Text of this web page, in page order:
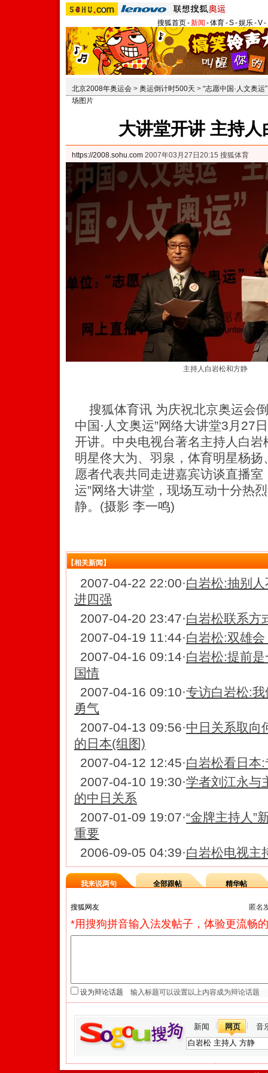
搜狐首页-新闻 -体育-S-娱乐-V-
北京2008年奥运会 > 奥运倒计时500天 > “志愿中国·人文奥运
场图片
大讲堂开讲 主持
https://2008.sohu.com 2007年03月27日20:15 搜狐体育
主持人白岩松和方静
搜狐体育讯 为庆祝北京奥运会
中国·人文奥运”网络大讲堂3月27
开讲。中央电视台著名主持人白
明星佟大为、羽泉，体育明星杨
愿者代表共同走进嘉宾访谈直播室
运”网络大讲堂，现场互动十分热
静。(摄影 李一鸣)
【相关新闻】
2007-04-22 22:00·白岩松:抽别
进四强
2007-04-20 23:47·白岩松联系方
2007-04-19 11:44·白岩松:双雄
2007-04-16 09:14·白岩松:提前
国情
2007-04-16 09:10·专访白岩松:
勇气
2007-04-13 09:56·中日关系取向
的日本(组图)
2007-04-12 12:45·白岩松看日本
2007-04-10 19:30·学者刘江永与
的中日关系
2007-01-09 19:07·“金牌主持人”
重要
2006-09-05 04:39·白岩松电视主
我来说两句 全部跟帖 精华帖
匿名
*用搜狗拼音输入法发帖子，体验更流畅
设为辩论话题
新闻 网页 音